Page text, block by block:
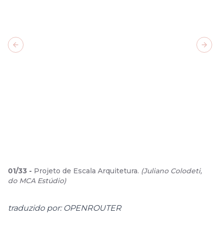
01/33 - Projeto de Escala Arquitetura. (Juliano Colodeti,
do MCA Estúdio)
Previous slide
traduzido por: OPENROUTER